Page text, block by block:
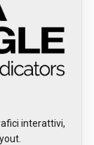
interattivi,